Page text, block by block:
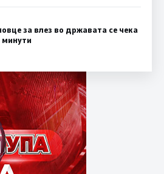
за влез во државата се чека
минути